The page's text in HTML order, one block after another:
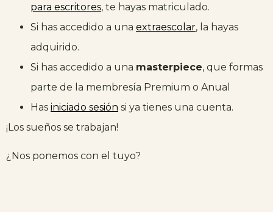
para escritores, te hayas matriculado.
Si has accedido a una extraescolar, la hayas
adquirido.
Si has accedido a una masterpiece, que formas
parte de la membresía Premium o Anual
Has iniciado sesión si ya tienes una cuenta.
¡Los sueños se trabajan!
¿Nos ponemos con el tuyo?